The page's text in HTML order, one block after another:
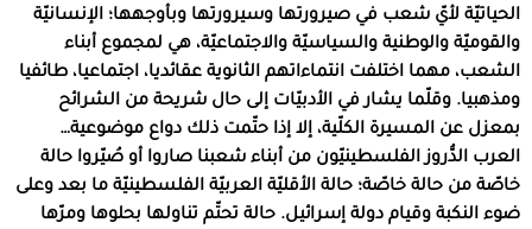
الحياتيّة لأيّ شعب في صيرورتها وسيرورتها وبأوجهها؛ الإنسانيّة
والقوميّة والوطنية والسياسيّة والاجتماعيّة، هي لمجموع أبناء
الشعب، مهما اختلفت انتماءاتهم الثانوية عقائديا، اجتماعيا، طائفيا
ومذهبيا. وقلّما يشار في الأدبيّات إلى حال شريحة من الشرائح
بمعزل عن المسيرة الكلّية، إلا إذا حتّمت ذلك دواع موضوعية…
العرب الدُّروز الفلسطينيّون من أبناء شعبنا صاروا أو صُيّروا حالة
خاصّة من حالة خاصّة؛ حالة الأقليّة العربيّة الفلسطينيّة ما بعد وعلى
ضوء النكبة وقيام دولة إسرائيل. حالة تحتّم تناولها بحلوها ومرّها